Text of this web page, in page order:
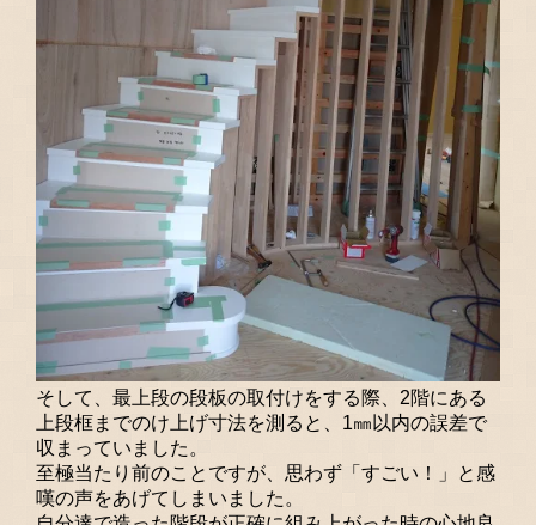
そして、最上段の段板の取付けをする際、2階にある
上段框までのけ上げ寸法を測ると、1㎜以内の誤差で
収まっていました。
至極当たり前のことですが、思わず「すごい！」と感
嘆の声をあげてしまいました。